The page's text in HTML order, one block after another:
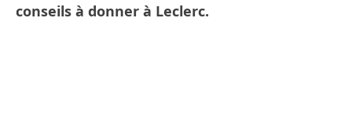
conseils à donner à Leclerc.